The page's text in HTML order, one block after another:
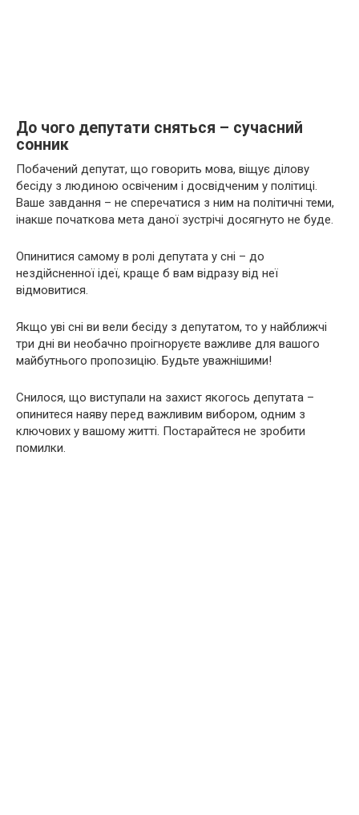
До чого депутати сняться – сучасний
сонник
Побачений депутат, що говорить мова, віщує ділову
бесіду з людиною освіченим і досвідченим у політиці.
Ваше завдання – не сперечатися з ним на політичні теми,
інакше початкова мета даної зустрічі досягнуто не буде.
Опинитися самому в ролі депутата у сні – до
нездійсненної ідеї, краще б вам відразу від неї
відмовитися.
Якщо уві сні ви вели бесіду з депутатом, то у найближчі
три дні ви необачно проігноруєте важливе для вашого
майбутнього пропозицію. Будьте уважнішими!
Снилося, що виступали на захист якогось депутата –
опинитеся наяву перед важливим вибором, одним з
ключових у вашому житті. Постарайтеся не зробити
помилки.